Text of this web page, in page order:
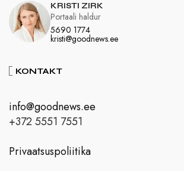
KRISTI ZIRK
5690 1774
kristi@goodnews.ee
Portaali haldur
KONTAKT
info@goodnews.ee
+372 5551 7551
Privaatsuspoliitika